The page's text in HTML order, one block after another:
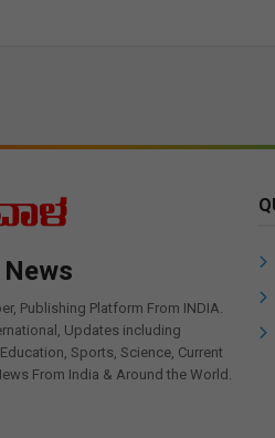
Publishing Platform From INDIA.
Updates including
Sports, Science, Current
From India & Around the World.